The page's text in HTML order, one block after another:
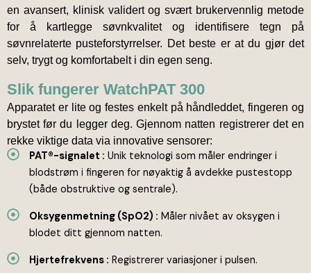
en avansert, klinisk validert og svært brukervennlig metode
for å kartlegge søvnkvalitet og identifisere tegn på
søvnrelaterte pusteforstyrrelser. Det beste er at du gjør det
selv, trygt og komfortabelt i din egen seng.
Slik fungerer WatchPAT 300
Apparatet er lite og festes enkelt på håndleddet, fingeren og
brystet før du legger deg. Gjennom natten registrerer det en
rekke viktige data via innovative sensorer:
PAT®-signalet : Unik teknologi som måler endringer i
blodstrøm i fingeren for nøyaktig å avdekke pustestopp
(både obstruktive og sentrale).
Oksygenmetning (SpO2) : Måler nivået av oksygen i
blodet ditt gjennom natten.
Hjertefrekvens : Registrerer variasjoner i pulsen.